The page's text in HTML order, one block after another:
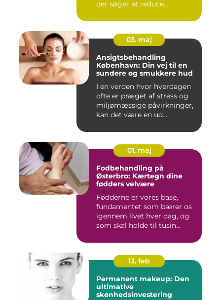
der søger at reduce...
03. maj
Ansigtsbehandling
København: Din vej til en
sundere og smukkere hud
I en verden hvor hverdagen
ofte er præget af stress og
miljømæssige påvirkninger,
kan det være en ud...
01. maj
Fodbehandling på
Østerbro: Kærtegn dine
fødders velvære
Fødderne er vores base,
fundamentet som bærer os
igennem livet hver dag, og
som skal holde til tusin...
13. feb
Permanent makeup: Den
ultimative
skønhedsinvestering